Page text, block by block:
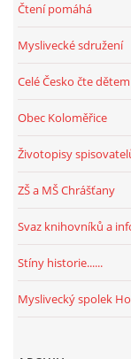
Čtení pomáhá
Myslivecké sdružení
Celé Česko čte dětem
Obec Koloměřice
Životopisy
ZŠ a MŠ Chrášťany
Svaz knihovníků a
Stíny historie......
Myslivecký spolek